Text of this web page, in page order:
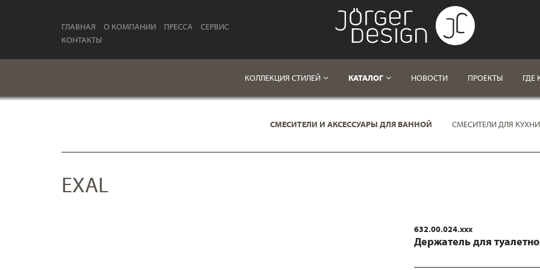
ГЛАВНАЯ О КОМПАНИИ ПРЕССА
СЕРВИС
КОНТАКТЫ
КОЛЛЕКЦИЯ СТИЛЕЙ КАТАЛОГ НОВОСТИ ПРОЕКТЫ ГДЕ
СМЕСИТЕЛИ И АКСЕССУАРЫ ДЛЯ ВАННОЙ СМЕСИТЕЛИ ДЛЯ КУХНИ
EXAL
632.00.024.xxx
Держатель для